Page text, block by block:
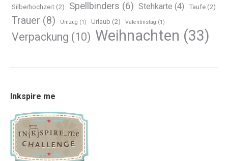
Silberhochzeit (2) Spellbinders (6) Stehkarte (4) Taufe (2)
Trauer (8) Umzug (1) Urlaub (2) Valentinstag (1)
Verpackung (10) Weihnachten (33)
Inkspire me